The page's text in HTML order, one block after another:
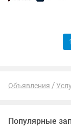
Объявления
Популярные